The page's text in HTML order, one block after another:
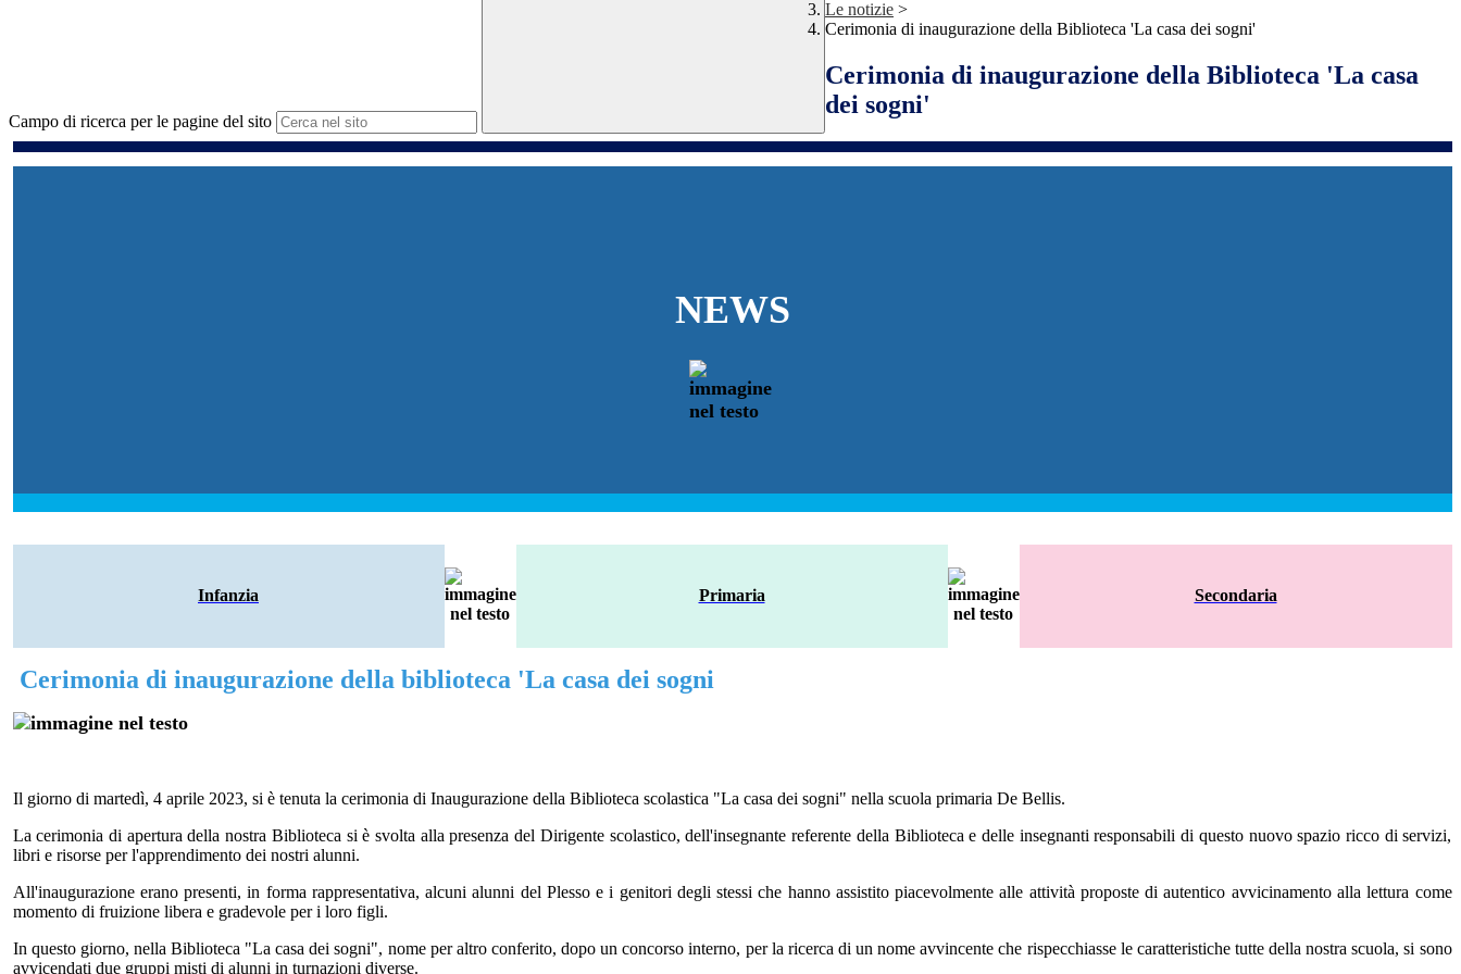
Campo di ricerca per le pagine del sito
Le notizie >
Cerimonia di inaugurazione della Biblioteca 'La casa dei sogni'
Cerimonia di inaugurazione della Biblioteca 'La casa
dei sogni'
NEWS
Infanzia Primaria Secondaria
Cerimonia di inaugurazione della biblioteca 'La casa dei sogni
Il giorno di martedì, 4 aprile 2023, si è tenuta la cerimonia di Inaugurazione della Biblioteca scolastica "La casa dei sogni" nella scuola primaria De Bellis.
La cerimonia di apertura della nostra Biblioteca si è svolta alla presenza del Dirigente scolastico, dell'insegnante referente della Biblioteca e delle insegnanti responsabili di questo nuovo spazio ricco di servizi,
libri e risorse per l'apprendimento dei nostri alunni.
All'inaugurazione erano presenti, in forma rappresentativa, alcuni alunni del Plesso e i genitori degli stessi che hanno assistito piacevolmente alle attività proposte di autentico avvicinamento alla lettura come
momento di fruizione libera e gradevole per i loro figli.
In questo giorno, nella Biblioteca "La casa dei sogni", nome per altro conferito, dopo un concorso interno, per la ricerca di un nome avvincente che rispecchiasse le caratteristiche tutte della nostra scuola, si sono
avvicendati due gruppi misti di alunni in turnazioni diverse.